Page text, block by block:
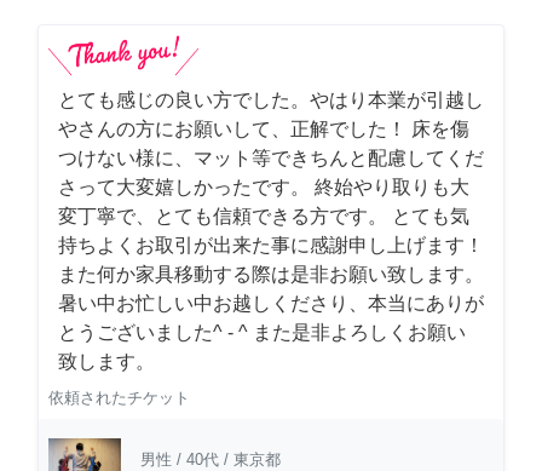
とても感じの良い方でした。やはり本業が引越し
やさんの方にお願いして、正解でした！ 床を傷
つけない様に、マット等できちんと配慮してくだ
さって大変嬉しかったです。 終始やり取りも大
変丁寧で、とても信頼できる方です。 とても気
持ちよくお取引が出来た事に感謝申し上げます！
また何か家具移動する際は是非お願い致します。
暑い中お忙しい中お越しくださり、本当にありが
とうございました^ - ^ また是非よろしくお願い
致します。
依頼されたチケット
男性 / 40代 / 東京都